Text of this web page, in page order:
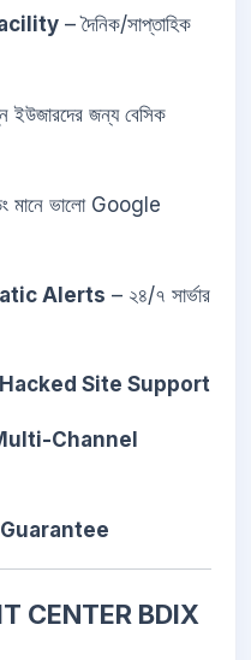
– দৈনিক/সাপ্তাহিক
ইউজারদের জন্য বেসিক
মানে ভালো Google
Alerts – ২৪/৭ সার্ভার
Site Support
Channel
CENTER BDIX